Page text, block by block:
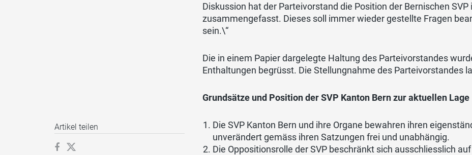
Diskussion hat der Parteivorstand die Position der Bernischen
zusammengefasst. Dieses soll immer wieder gestellte Fragen
sein.\“
Die in einem Papier dargelegte Haltung des Parteivorstandes
Enthaltungen begrüsst. Die Stellungnahme des Parteivorstandes
Grundsätze und Position der SVP Kanton Bern zur aktuellen Lage
Die SVP Kanton Bern und ihre Organe bewahren ihren
unverändert gemäss ihren Satzungen frei und unabhängig.
Die Oppositionsrolle der SVP beschränkt sich ausschliesslich
Artikel teilen